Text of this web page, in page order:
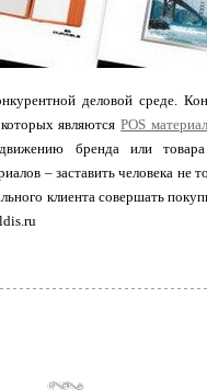
деловой среде.
являютсяPOS
бренда или
– заставить человека не
клиента совершать